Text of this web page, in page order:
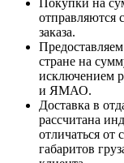
отправляются
заказа.
стране на
исключением
и ЯМАО.
Доставка в
рассчитана
отличаться от
габаритов